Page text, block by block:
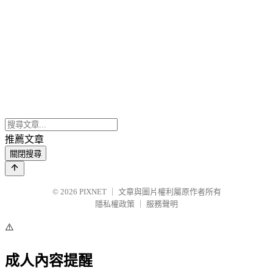
推薦文章
關閉搜尋
© 2026 PIXNET
文章與圖片權利屬原作者所有
隱私權政策
服務聲明
⚠️
成人內容提醒